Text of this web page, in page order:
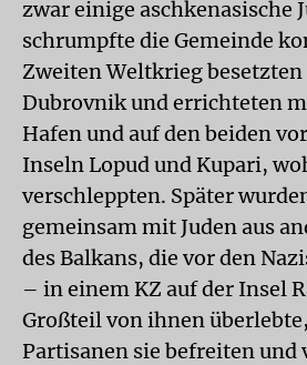
zwar einige aschkenasische
schrumpfte die Gemeinde
Zweiten Weltkrieg
Dubrovnik und errichteten
Hafen und auf den beiden
Inseln Lopud und Kupari,
verschleppten. Später
gemeinsam mit Juden aus
des Balkans, die vor den
– in einem KZ auf der Insel
Großteil von ihnen
Partisanen sie befreiten und